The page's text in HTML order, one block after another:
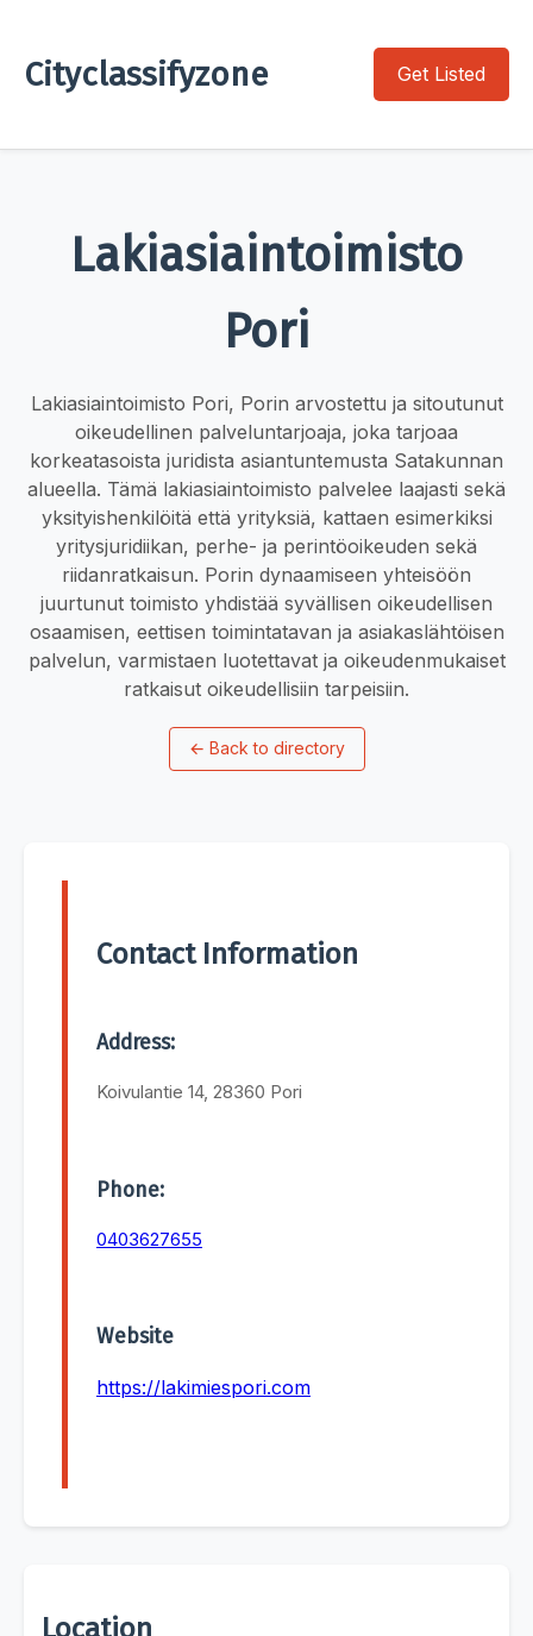
Cityclassifyzone Get Listed
Lakiasiaintoimisto
Pori
Lakiasiaintoimisto Pori, Porin arvostettu ja sitoutunut
oikeudellinen palveluntarjoaja, joka tarjoaa
korkeatasoista juridista asiantuntemusta Satakunnan
alueella. Tämä lakiasiaintoimisto palvelee laajasti sekä
yksityishenkilöitä että yrityksiä, kattaen esimerkiksi
yritysjuridiikan, perhe- ja perintöoikeuden sekä
riidanratkaisun. Porin dynaamiseen yhteisöön
juurtunut toimisto yhdistää syvällisen oikeudellisen
osaamisen, eettisen toimintatavan ja asiakaslähtöisen
palvelun, varmistaen luotettavat ja oikeudenmukaiset
ratkaisut oikeudellisiin tarpeisiin.
← Back to directory
Contact Information
Address:
Koivulantie 14, 28360 Pori
Phone:
0403627655
Website
https://lakimiespori.com
Location